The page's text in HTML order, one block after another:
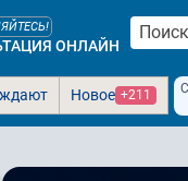
ОНЛАЙН
Новое +211